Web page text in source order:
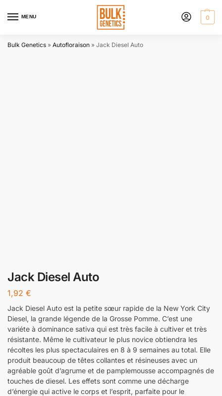
MENU 0
Bulk Genetics » Autofloraison » Jack Diesel Auto
Jack Diesel Auto
1,92 €
Jack Diesel Auto est la petite sœur rapide de la New York City
Diesel, la grande légende de la Grosse Pomme. C’est une
variéte à dominance sativa qui est très facile à cultiver et très
résistante. Même le cultivateur le plus novice obtiendra les
récoltes les plus spectaculaires en 8 à 9 semaines au total. Elle
produit beaucoup de têtes collantes et résineuses avec un
agréable goût d’agrume et de pamplemousse accompagnés de
touches de diesel. Les effets sont comme une décharge
d’énergie qui active le corps et l’esprit, parfaite pour le